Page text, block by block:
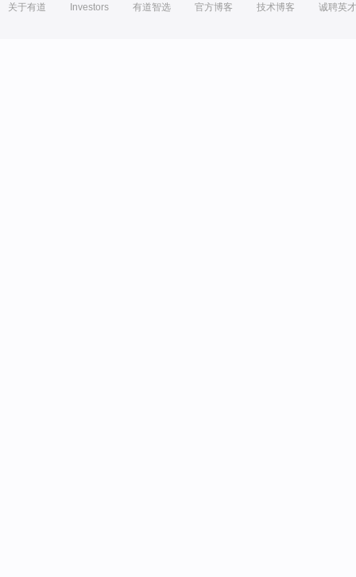
关于有道 Investors 有道智选 官方博客 技术博客 诚聘英才